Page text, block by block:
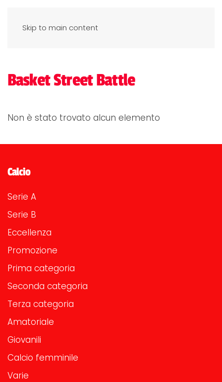
Skip to main content
Basket Street Battle
Non è stato trovato alcun elemento
Calcio
Serie A
Serie B
Eccellenza
Promozione
Prima categoria
Seconda categoria
Terza categoria
Amatoriale
Giovanili
Calcio femminile
Varie